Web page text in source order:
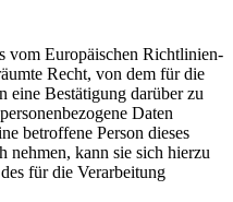
vom Europäischen Richtlinien-
Recht, von dem für die
eine Bestätigung darüber zu
Daten
betroffene Person dieses
nehmen, kann sie sich hierzu
für die Verarbeitung